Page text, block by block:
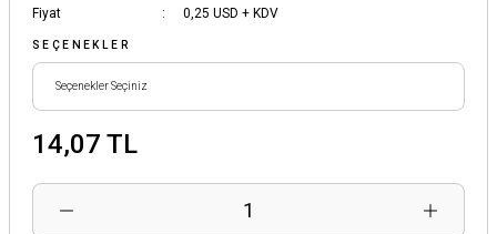
Fiyat
0,25 USD + KDV
SEÇENEKLER
14,07 TL